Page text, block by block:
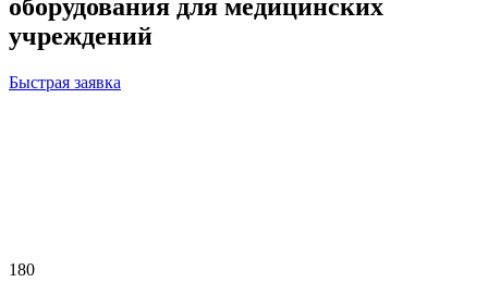
оборудования для медицинских
учреждений
Быстрая заявка
180